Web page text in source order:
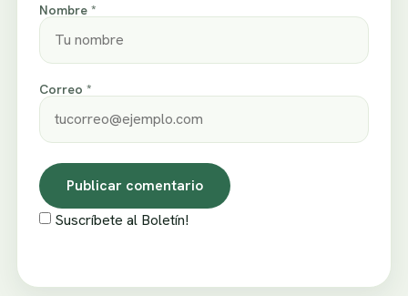
Nombre *
Correo *
Suscríbete al Boletín!